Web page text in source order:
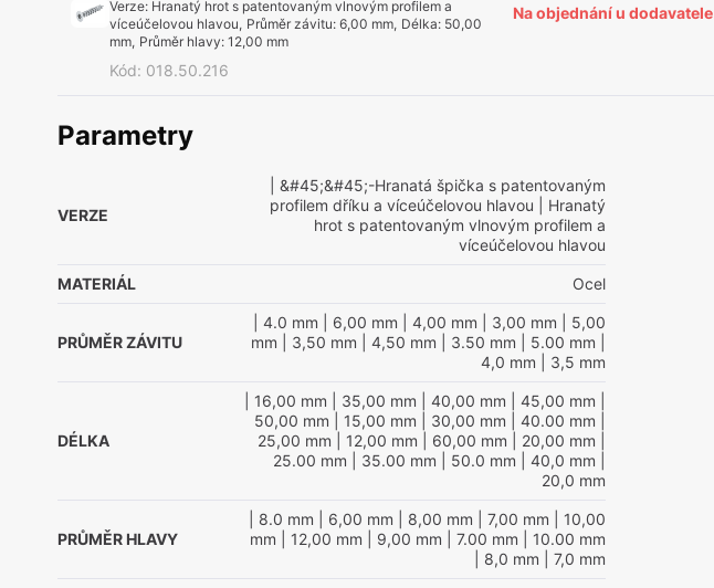
Verze: Hranatý hrot s patentovaným vlnovým profilem a
víceúčelovou hlavou, Průměr závitu:6,00 mm, Délka: 50,00
mm, Průměr hlavy:12,00 mm
Kód: 018.50.216
Na objednání u dodavatele
Parametry
VERZE
| &#45;&#45;-Hranatá špička s patentovaným
profilem dříku a víceúčelovou hlavou | Hranatý
hrot s patentovaným vlnovým profilem a
víceúčelovou hlavou
MATERIÁL Ocel
PRŮMĚR ZÁVITU
| 4.0 mm | 6,00 mm | 4,00 mm | 3,00 mm | 5,00
mm | 3,50 mm | 4,50 mm | 3.50 mm | 5.00 mm
4,0 mm | 3,5 mm
DÉLKA
| 16,00 mm | 35,00 mm | 40,00 mm | 45,00 mm
50,00 mm | 15,00 mm | 30,00 mm | 40.00 mm
25,00 mm | 12,00 mm | 60,00 mm | 20,00 mm
25.00 mm | 35.00 mm | 50.0 mm | 40,0 mm
20,0 mm
PRŮMĚR HLAVY
| 8.0 mm | 6,00 mm | 8,00 mm | 7,00 mm | 10,00
mm | 12,00 mm | 9,00 mm | 7.00 mm | 10.00 mm
| 8,0 mm | 7,0 mm